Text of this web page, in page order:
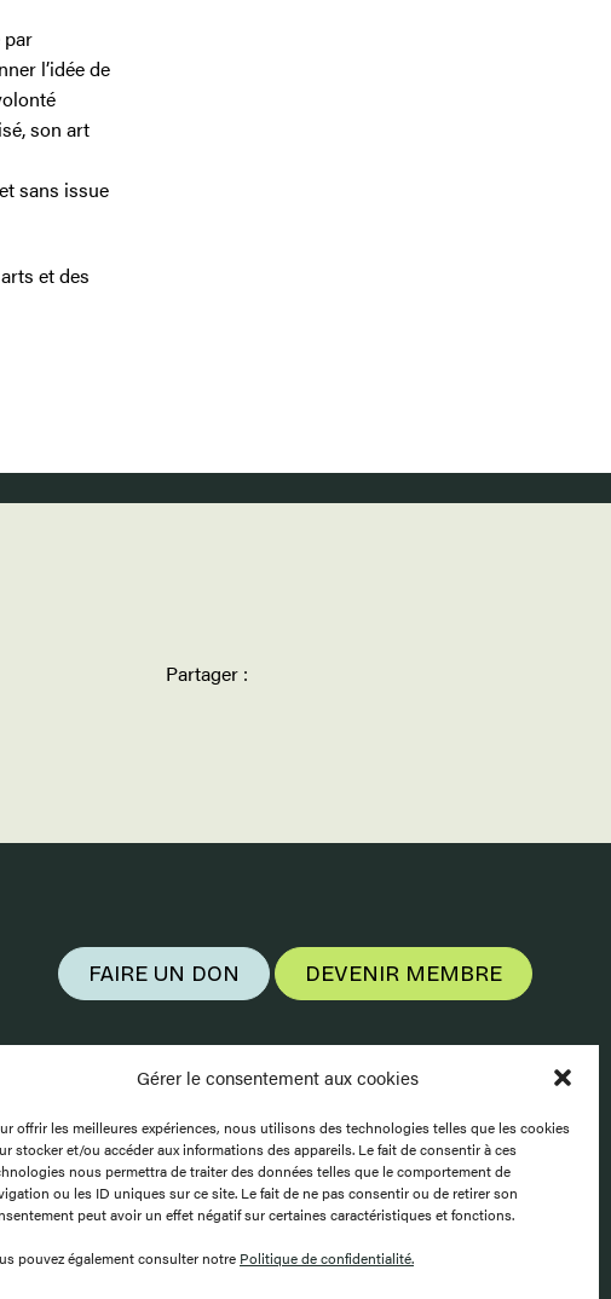
Gérer le consentement aux cookies
offrir les meilleures expériences, nous utilisons des technologies telles que les cookies
stocker et/ou accéder aux informations des appareils. Le fait de consentir à ces
nous permettra de traiter des données telles que le comportement de
ou les ID uniques sur ce site. Le fait de ne pas consentir ou de retirer son
peut avoir un effet négatif sur certaines caractéristiques et fonctions.
pouvez également consulter notre Politique de confidentialité.
par
l’idée de
son art
sans issue
et des
Partager :
FAIRE UN DON DEVENIR MEMBRE